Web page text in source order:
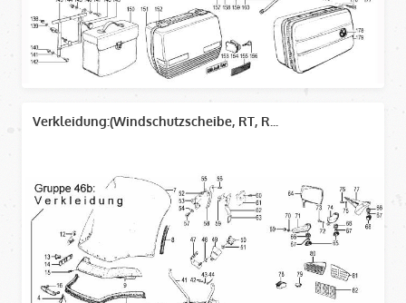
Verkleidung:(Windschutzscheibe, RT, R...